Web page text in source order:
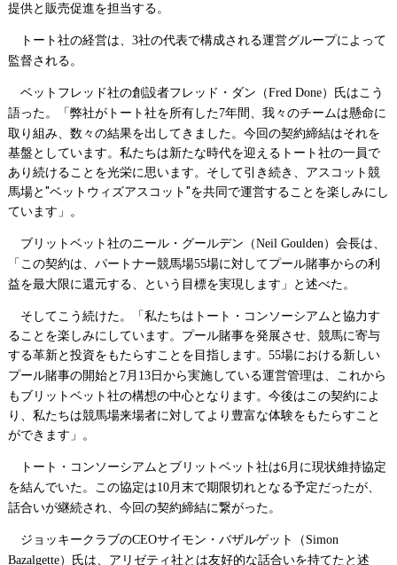
提供と販売促進を担当する。
トート社の経営は、 3社の代表で構成される運営グループによって
監督される。
ベットフレッド社の創設者フレッド・ダン（Fred Done）氏はこう
語った。「弊社がトート社を所有した7年間、我々のチームは懸命に
取り組み、数々の結果を出してきました。今回の契約締結はそれを
基盤としています。私たちは新たな時代を迎えるトート社の一員で
あり続けることを光栄に思います。そして引き続き、アスコット競
馬場と"ベットウィズアスコット"を共同で運営することを楽しみにし
ています」。
ブリットベット社のニール・グールデン（Neil Goulden）会長は、
「この契約は、パートナー競馬場55場に対してプール賭事からの利
益を最大限に還元する、という目標を実現します」と述べた。
そしてこう続けた。「私たちはトート・コンソーシアムと協力す
ることを楽しみにしています。プール賭事を発展させ、競馬に寄与
する革新と投資をもたらすことを目指します。 55場における新しい
プール賭事の開始と 7月 13日から実施している運営管理は、これから
もブリットベット社の構想の中心となります。今後はこの契約によ
り、私たちは競馬場来場者に対してより豊富な体験をもたらすこと
ができます」。
トート・コンソーシアムとブリットベット社は6月に現状維持協定
を結んでいた。この協定は10月末で期限切れとなる予定だったが、
話合いが継続され、今回の契約締結に繋がった。
ジョッキークラブのCEOサイモン・バザルゲット（ Simon
Bazalgette）氏は、アリゼティ社とは友好的な話合いを持てたと述